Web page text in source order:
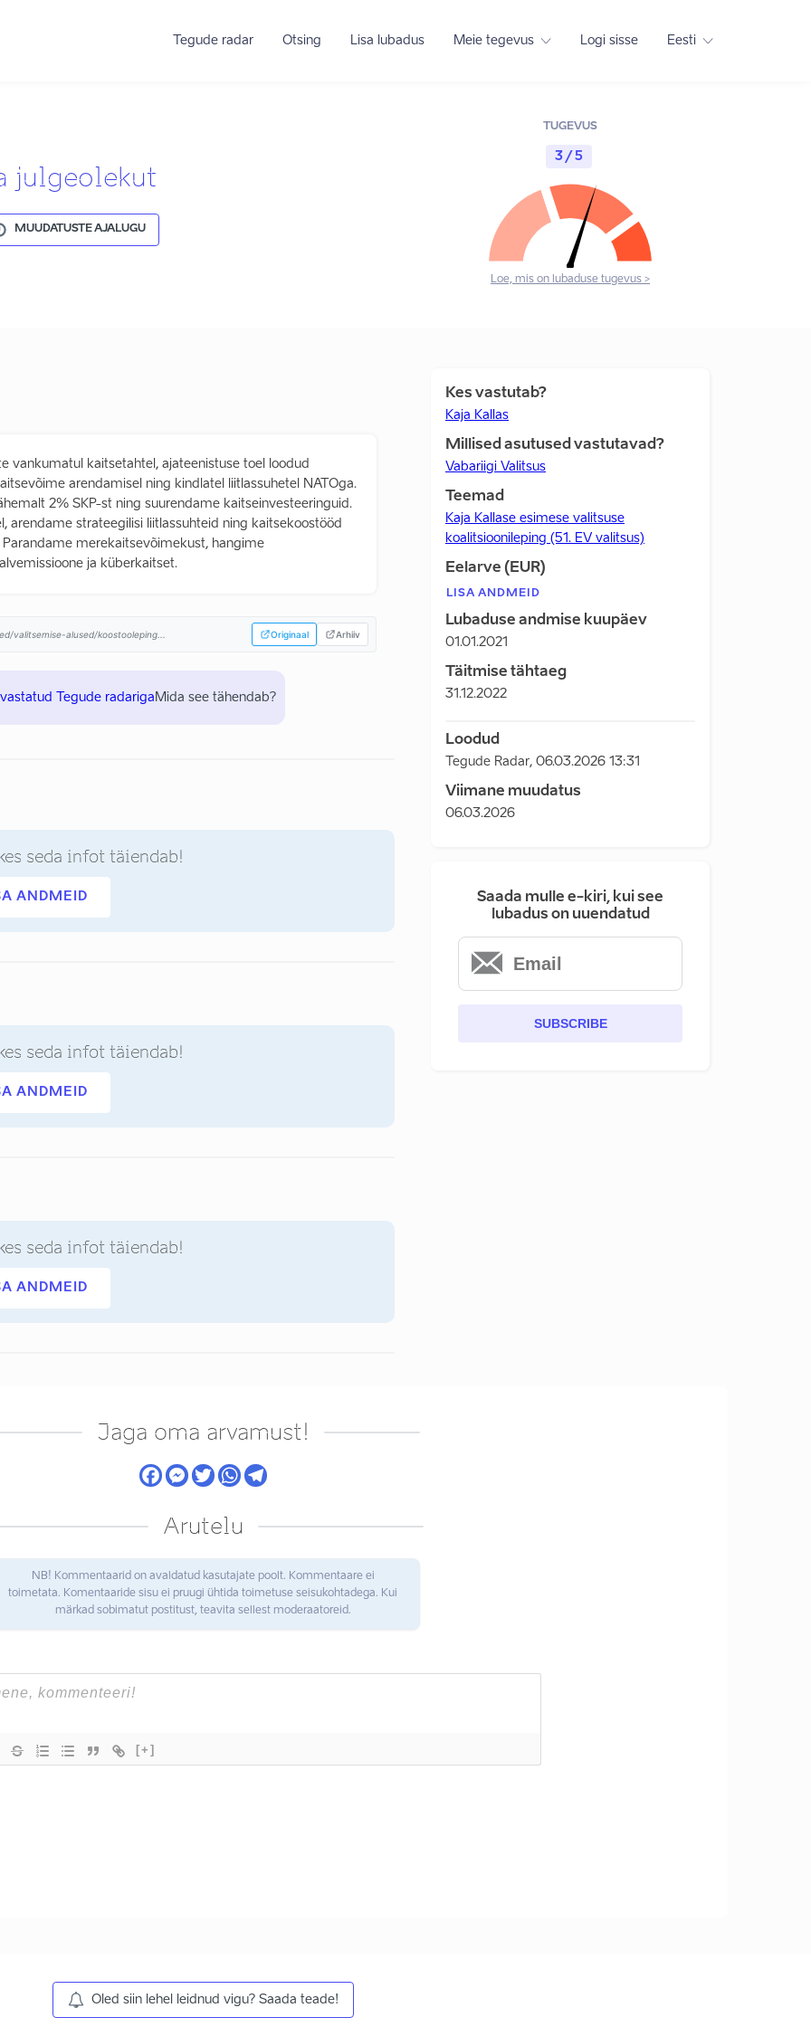
Tegude radar Otsing Lisa lubadus Meie tegevus Logi sisse Eesti
julgeolekut
MUUDATUSTE AJALUGU
TUGEVUS
3 / 5
Loe, mis on lubaduse tugevus >
vankumatul kaitsetahtel, ajateenistuse toel loodud
arendamisel ning kindlatel liitlassuhetel NATOga.
2% SKP-st ning suurendame kaitseinvesteeringuid.
arendame strateegilisi liitlassuhteid ning kaitsekoostööd
merekaitsevõimekust, hangime
ja küberkaitset.
valitsemise-alused/koostooleping... Originaal Arhiiv
Tegude radariga Mida see tähendab?
seda infot täiendab!
ANDMEID
seda infot täiendab!
ANDMEID
seda infot täiendab!
ANDMEID
Kes vastutab?
Kaja Kallas
Millised asutused vastutavad?
Vabariigi Valitsus
Teemad
Kaja Kallase esimese valitsuse
koalitsioonileping (51. EV valitsus)
Eelarve (EUR)
LISA ANDMEID
Lubaduse andmise kuupäev
01.01.2021
Täitmise tähtaeg
31.12.2022
Loodud
Tegude Radar, 06.03.2026 13:31
Viimane muudatus
06.03.2026
Saada mulle e-kiri, kui see
lubadus on uuendatud
SUBSCRIBE
Jaga oma arvamust!
Arutelu
NB! Kommentaarid on avaldatud kasutajate poolt. Kommentaare ei
toimetata. Komentaaride sisu ei pruugi ühtida toimetuse seisukohtadega. Kui
märkad sobimatut postitust, teavita sellest moderaatoreid.
[+]
Oled siin lehel leidnud vigu? Saada teade!